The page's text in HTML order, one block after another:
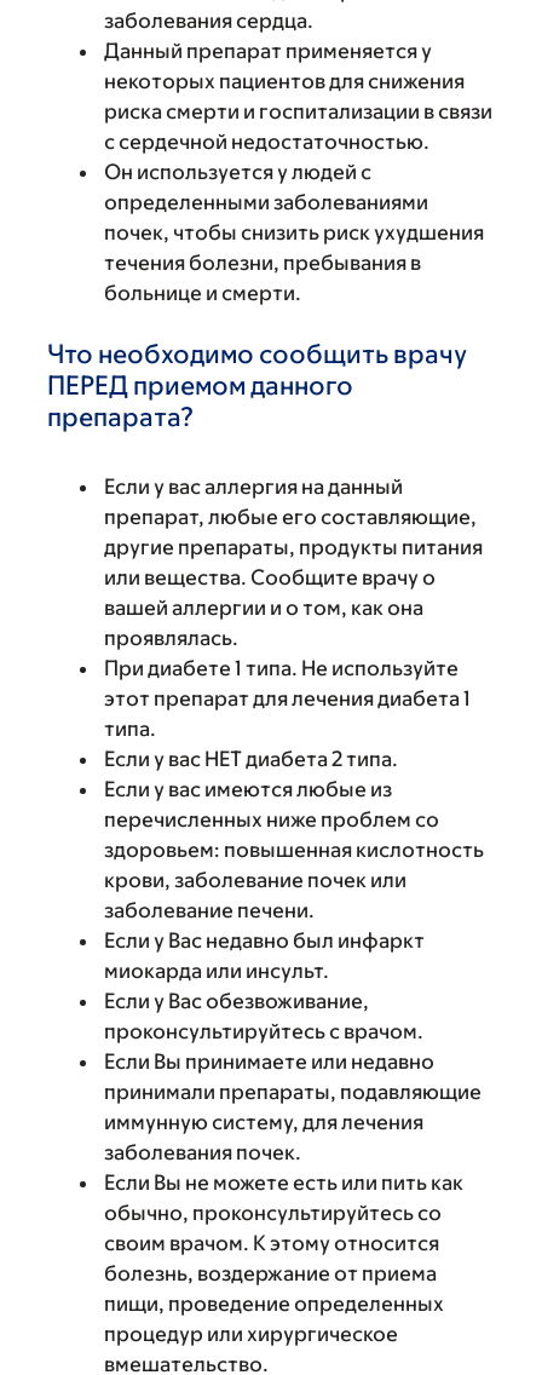
заболевания сердца.
Данный препарат применяется у
некоторых пациентов для снижения
риска смерти и госпитализации в связи
с сердечной недостаточностью.
Он используется у людей с
определенными заболеваниями
почек, чтобы снизить риск ухудшения
течения болезни, пребывания в
больнице и смерти.
Что необходимо сообщить врачу
ПЕРЕД приемом данного
препарата?
Если у вас аллергия на данный
препарат, любые его составляющие,
другие препараты, продукты питания
или вещества. Сообщите врачу о
вашей аллергии и о том, как она
проявлялась.
При диабете 1 типа. Не используйте
этот препарат для лечения диабета 1
типа.
Если у вас НЕТ диабета 2 типа.
Если у вас имеются любые из
перечисленных ниже проблем со
здоровьем: повышенная кислотность
крови, заболевание почек или
заболевание печени.
Если у Вас недавно был инфаркт
миокарда или инсульт.
Если у Вас обезвоживание,
проконсультируйтесь с врачом.
Если Вы принимаете или недавно
принимали препараты, подавляющие
иммунную систему, для лечения
заболевания почек.
Если Вы не можете есть или пить как
обычно, проконсультируйтесь со
своим врачом. К этому относится
болезнь, воздержание от приема
пищи, проведение определенных
процедур или хирургическое
вмешательство.